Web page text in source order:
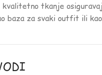
kvalitetno tkanje
baza za svaki outfit ili